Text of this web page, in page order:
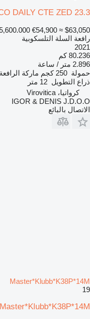
DAILY CTE ZED 23.3
€54,900 ≈ $63,050
رافعة السلة التلسكوبية
2021
80.236 كم
2.896 متر / ساعة
حمولة 250 كجم ماركة الرافعة
ذراع التطويل 12 متر
كرواتيا، Virovitica
IGOR & DENIS J.D.O.O
الاتصال بالبائع
Master*Klubb*K38P*14M
19